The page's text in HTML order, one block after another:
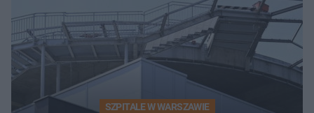
SZPITALE W WARSZAWIE